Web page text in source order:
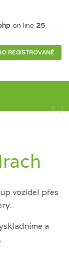
on line 25
REGISTROVANÉ
vozidel přes
a